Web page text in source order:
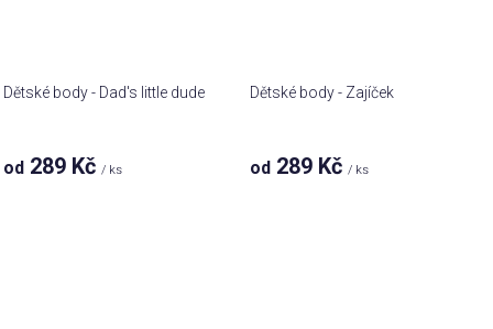
Dětské body - Dad's little dude
od 289 Kč/ ks
Dětské body - Zajíček
od 289 Kč/ ks